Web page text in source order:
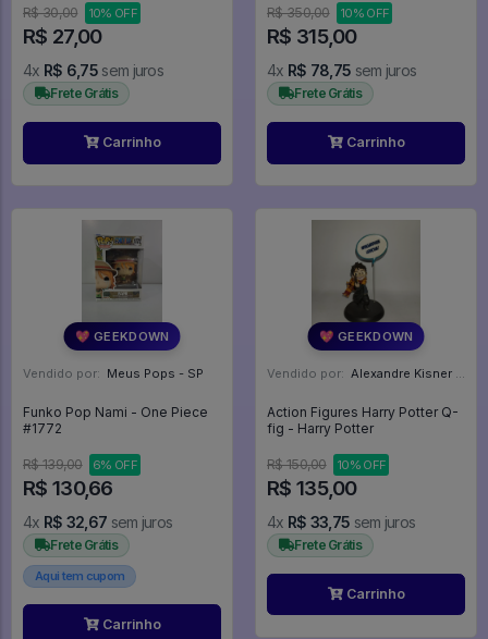
R$ 30,00
10% OFF
R$ 27,00
4x R$ 6,75 sem juros
Frete Grátis
Carrinho
Child - Star Wars Mandalorian
#390
R$ 350,00 10% OFF
R$ 315,00
4x R$ 78,75 sem juros
Frete Grátis
Carrinho
💖 GEEKDOWN
Vendido por: Meus Pops - SP
Funko Pop Nami - One Piece
#1772
R$ 139,00 6% OFF
R$ 130,66
4x R$ 32,67 sem juros
Frete Grátis
Aqui tem cupom
Carrinho
💖 GEEKDOWN
Vendido por: Alexandre Kisner - PR
Action Figures Harry Potter Q-
fig - Harry Potter
R$ 150,00 10% OFF
R$ 135,00
4x R$ 33,75 sem juros
Frete Grátis
Carrinho